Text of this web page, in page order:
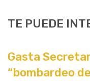
TE PUEDE
Gasta
“bombardeo